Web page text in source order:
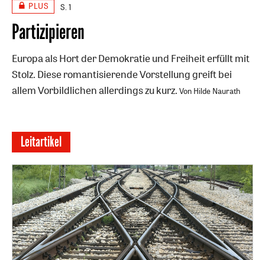
PLUS S. 1
Partizipieren
Europa als Hort der Demokratie und Freiheit erfüllt mit
Stolz. Diese romantisierende Vorstellung greift bei
allem Vorbildlichen allerdings zu kurz. Von Hilde Naurath
Leitartikel